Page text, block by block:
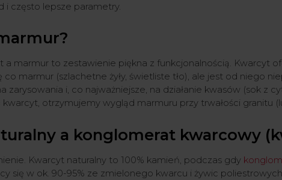
i często lepsze parametry.
a marmur to zestawienie piękna z funkcjonalnością. Kwarcyt
marmur (szlachetne żyły, świetliste tło), ale jest od niego
zarysowania i, co najważniejsze, na działanie kwasów (sok z
otrzymujemy wygląd marmuru przy trwałości granitu
a konglomerat kwarcowy
Kwarcyt naturalny to 100% kamień, podczas gdy
się w ok. 90-95% ze zmielonego kwarcu i żywic